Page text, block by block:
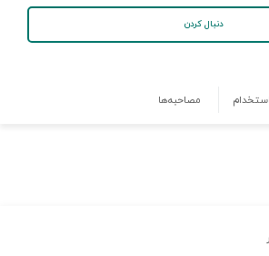
دنبال کردن
مصاحبه‌ها